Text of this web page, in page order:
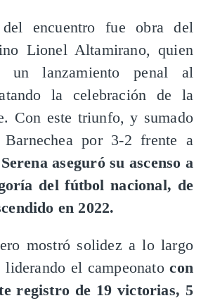
encuentro fue obra del
Lionel Altamirano, quien
un lanzamiento penal al
la celebración de la
Con este triunfo, y sumado
por 3-2 frente a
aseguró su ascenso a
del fútbol nacional, de
en 2022.
mostró solidez a lo largo
liderando el campeonatocon
registro de 19 victorias, 5